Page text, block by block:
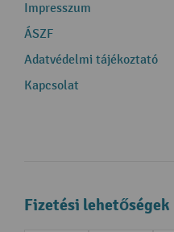
Impresszum
ÁSZF
Adatvédelmi tájékoztató
Kapcsolat
Fizetési lehetőségek